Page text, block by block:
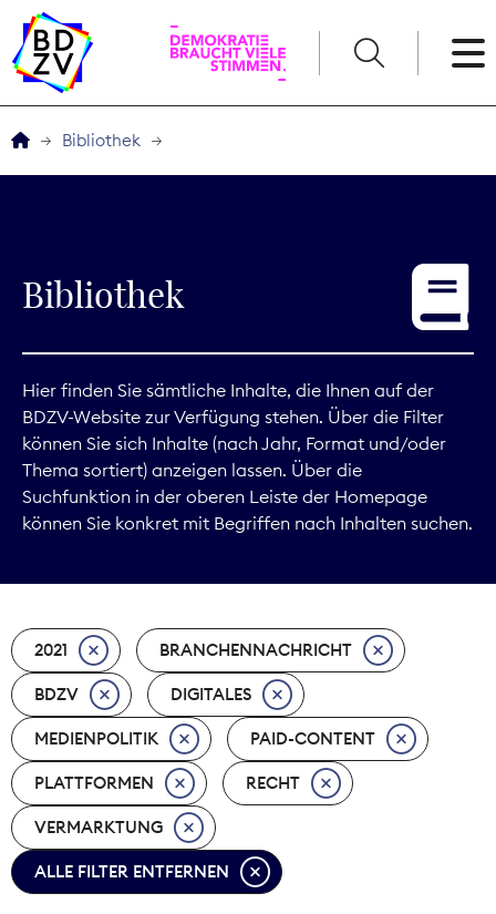
Service
Digitales
Kommunikation
Marktdaten
Nachhaltigkeit
Nachwuchs
Nova Award
Pressefreiheit
Print
Bibliothek
Bibliothek
Hier finden Sie sämtliche Inhalte, die Ihnen auf der
BDZV-Website zur Verfügung stehen. Über die Filter
können Sie sich Inhalte (nach Jahr, Format und/oder
Thema sortiert) anzeigen lassen. Über die
Suchfunktion in der oberen Leiste der Homepage
können Sie konkret mit Begriffen nach Inhalten suchen.
2021 BRANCHENNACHRICHT
BDZV DIGITALES
MEDIENPOLITIK PAID-CONTENT
PLATTFORMEN RECHT
VERMARKTUNG
ALLE FILTER ENTFERNEN